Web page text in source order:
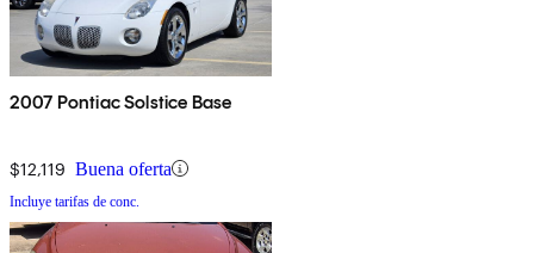
2007 Pontiac Solstice Base
$12,119 Buena oferta
Incluye tarifas de conc.